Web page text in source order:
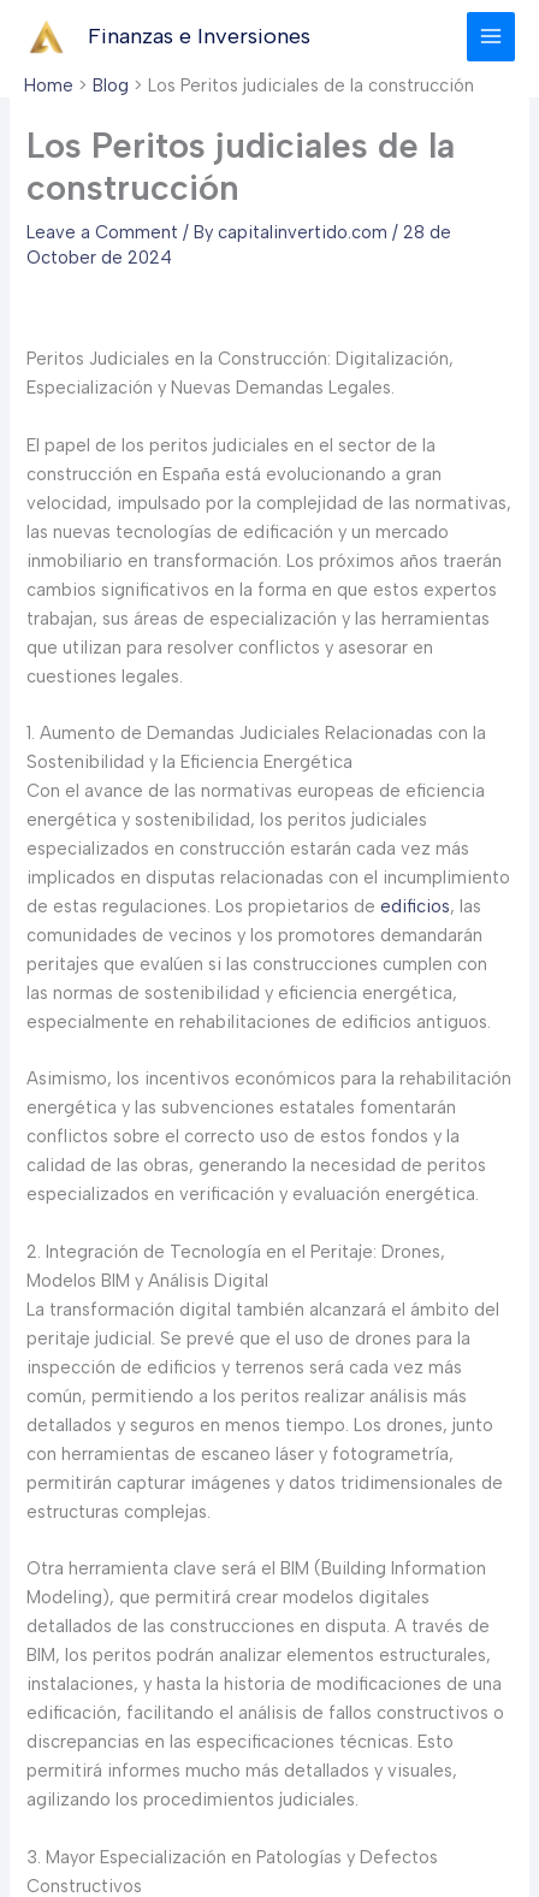
Finanzas e Inversiones
Home Blog Los Peritos judiciales de la construcción
Los Peritos judiciales de la
construcción
Leave a Comment / Bycapitalinvertido.com/ 28 de
October de 2024
Peritos Judiciales en la Construcción: Digitalización,
Especialización y Nuevas Demandas Legales.
El papel de los peritos judiciales en el sector de la
construcción en España está evolucionando a gran
velocidad, impulsado por la complejidad de las normativas,
las nuevas tecnologías de edificación y un mercado
inmobiliario en transformación. Los próximos años traerán
cambios significativos en la forma en que estos expertos
trabajan, sus áreas de especialización y las herramientas
que utilizan para resolver conflictos y asesorar en
cuestiones legales.
1. Aumento de Demandas Judiciales Relacionadas con la
Sostenibilidad y la Eficiencia Energética
Con el avance de las normativas europeas de eficiencia
energética y sostenibilidad, los peritos judiciales
especializados en construcción estarán cada vez más
implicados en disputas relacionadas con el incumplimiento
de estas regulaciones. Los propietarios deedificios, las
comunidades de vecinos y los promotores demandarán
peritajes que evalúen si las construcciones cumplen con
las normas de sostenibilidad y eficiencia energética,
especialmente en rehabilitaciones de edificios antiguos.
Asimismo, los incentivos económicos para la rehabilitación
energética y las subvenciones estatales fomentarán
conflictos sobre el correcto uso de estos fondos y la
calidad de las obras, generando la necesidad de peritos
especializados en verificación y evaluación energética.
2. Integración de Tecnología en el Peritaje: Drones,
Modelos BIM y Análisis Digital
La transformación digital también alcanzará el ámbito del
peritaje judicial. Se prevé que el uso de drones para la
inspección de edificios y terrenos será cada vez más
común, permitiendo a los peritos realizar análisis más
detallados y seguros en menos tiempo. Los drones, junto
con herramientas de escaneo láser y fotogrametría,
permitirán capturar imágenes y datos tridimensionales de
estructuras complejas.
Otra herramienta clave será el BIM (Building Information
Modeling), que permitirá crear modelos digitales
detallados de las construcciones en disputa. A través de
BIM, los peritos podrán analizar elementos estructurales,
instalaciones, y hasta la historia de modificaciones de una
edificación, facilitando el análisis de fallos constructivos o
discrepancias en las especificaciones técnicas. Esto
permitirá informes mucho más detallados y visuales,
agilizando los procedimientos judiciales.
3. Mayor Especialización en Patologías y Defectos
Constructivos